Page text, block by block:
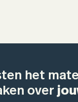
het
over